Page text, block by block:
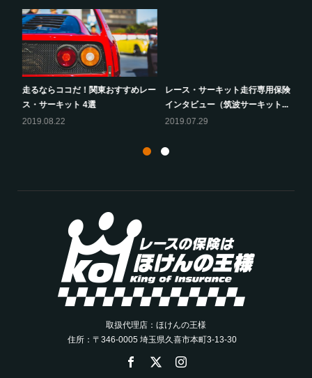
走るならココだ！関東おすすめレー
ス・サーキット 4選
2019.08.22
レース・サーキット走行専用保険
インタビュー（筑波サーキット...
2019.07.29
取扱代理店：ほけんの王様
住所：〒346-0005 埼玉県久喜市本町3-13-30